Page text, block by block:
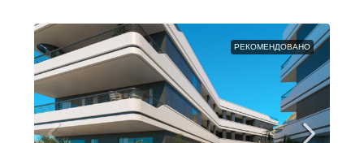
РЕКОМЕНДОВАНО